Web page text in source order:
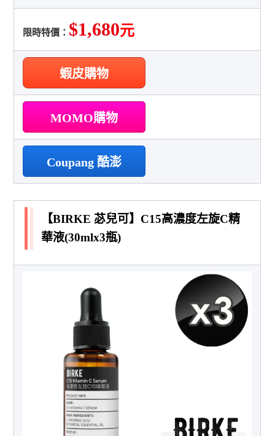
限時特價： $1,680元
蝦皮購物
MOMO購物
Coupang 酷澎
【BIRKE 苾兒可】C15高濃度左旋C精
華液(30mlx3瓶)